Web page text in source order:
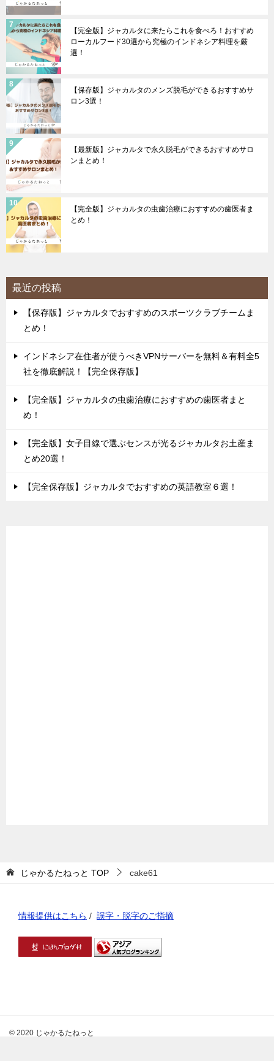
【完全版】ジャカルタに来たらこれを食べろ！おすすめ
ローカルフード30選から究極のインドネシア料理を厳
選！
【保存版】ジャカルタのメンズ脱毛ができるおすすめサ
ロン3選！
【最新版】ジャカルタで永久脱毛ができるおすすめサロ
ンまとめ！
【完全版】ジャカルタの虫歯治療におすすめの歯医者ま
とめ！
最近の投稿
【保存版】ジャカルタでおすすめのスポーツクラブチームま
とめ！
インドネシア在住者が使うべきVPNサーバーを無料＆有料全5
社を徹底解説！【完全保存版】
【完全版】ジャカルタの虫歯治療におすすめの歯医者まと
め！
【完全版】女子目線で選ぶセンスが光るジャカルタお土産ま
とめ20選！
【完全保存版】ジャカルタでおすすめの英語教室６選！
じゃかるたねっと TOP cake61
情報提供はこちら / 誤字・脱字のご指摘
© 2020 じゃかるたねっと